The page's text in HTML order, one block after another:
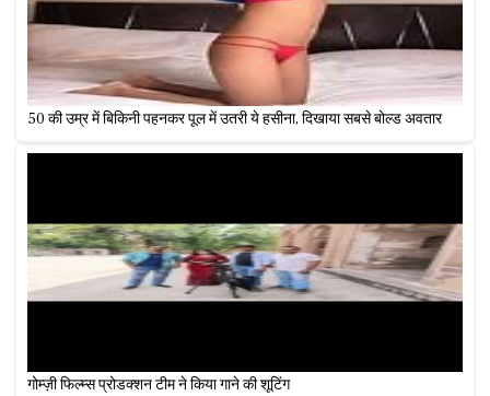
50 की उम्र में बिकिनी पहनकर पूल में उतरी ये हसीना, दिखाया सबसे बोल्ड अवतार
गोम्ज़ी फिल्म्स प्रोडक्शन टीम ने किया गाने की शूटिंग